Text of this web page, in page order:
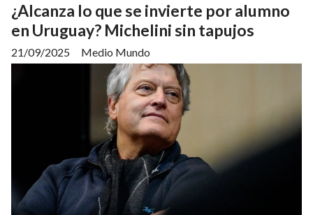
¿Alcanza lo que se invierte por alumno
en Uruguay? Michelini sin tapujos
Medio Mundo
21/09/2025